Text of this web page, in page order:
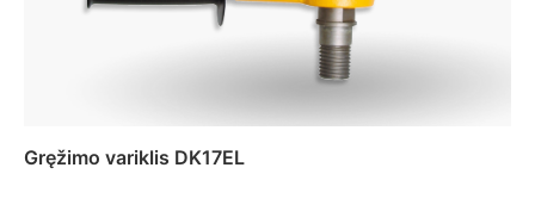
Gręžimo variklis DK17EL